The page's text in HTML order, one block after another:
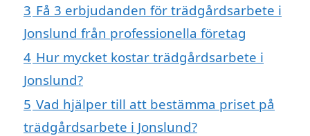
3 Få 3 erbjudanden för trädgårdsarbete i
Jonslund från professionella företag
4 Hur mycket kostar trädgårdsarbete i
Jonslund?
5 Vad hjälper till att bestämma priset på
trädgårdsarbete i Jonslund?